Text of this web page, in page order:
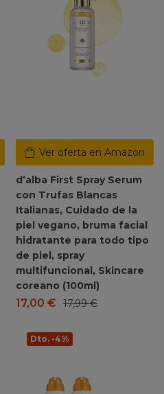
Ver oferta en Amazon
d’alba First Spray Serum
con Trufas Blancas
Italianas, Cuidado de la
piel vegano, bruma facial
hidratante para todo tipo
de piel, spray
multifuncional, Skincare
coreano (100ml)
17,00 € 17,99€
Dto. -4%